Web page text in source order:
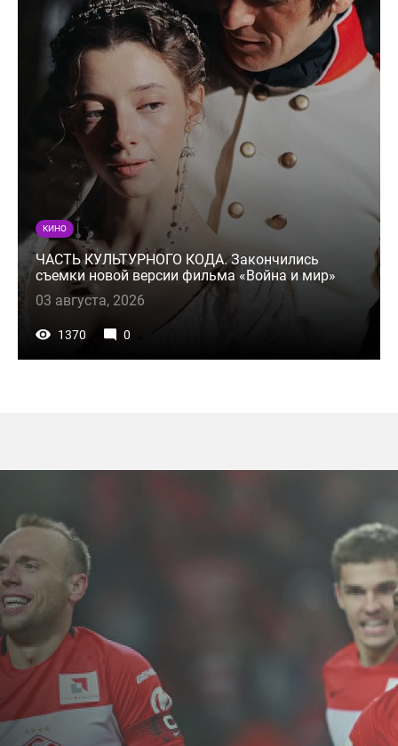
КИНО
ЧАСТЬ КУЛЬТУРНОГО КОДА. Закончились
съемки новой версии фильма «Война и мир»
03 августа, 2026
1370 0